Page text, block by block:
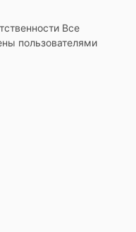
Все
пользователями